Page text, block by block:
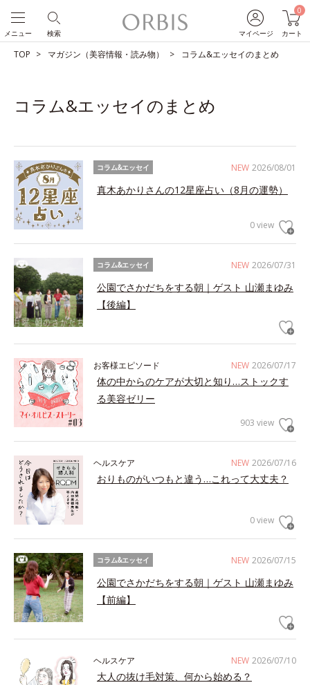
マイページ
0
カート
検索
メニュー
TOP マガジン（美容情報・読み物） コラム&エッセイのまとめ
コラム&エッセイのまとめ
NEW 2026/08/01
コラム&エッセイ
真木あかりさんの12星座占い（8月の運勢）
0 view
NEW 2026/07/31
コラム&エッセイ
公園でさかだちをする朝｜ゲスト 山瀬まゆみ
【後編】
NEW 2026/07/17
お客様エピソード
体の中からのケアが大切と知り…ストックす
る美容ゼリー
903 view
NEW 2026/07/16
ヘルスケア
おりものがいつもと違う…これって大丈夫？
0 view
NEW 2026/07/15
コラム&エッセイ
公園でさかだちをする朝｜ゲスト 山瀬まゆみ
【前編】
NEW 2026/07/10
ヘルスケア
大人の抜け毛対策、何から始める？